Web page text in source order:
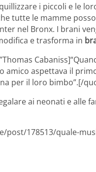
i piccoli e le
tutte le mamme
nel Bronx. I brani
e trasforma in
amico aspettava il
per il loro bimbo”.[/
ai neonati e alle
post/178513/quale-